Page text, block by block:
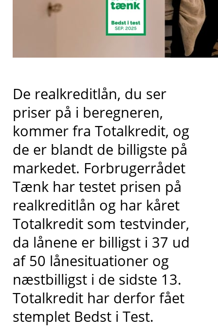
De realkreditlån, du ser
priser på i beregneren,
kommer fra Totalkredit, og
de er blandt de billigste på
markedet. Forbrugerrådet
Tænk har testet prisen på
realkreditlån og har kåret
Totalkredit som testvinder,
da lånene er billigst i 37 ud
af 50 lånesituationer og
næstbilligsti de sidste 13.
Totalkredit har derfor fået
stemplet Bedst i Test.